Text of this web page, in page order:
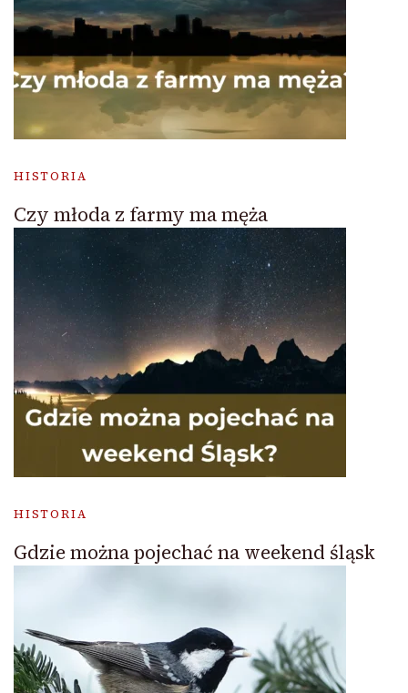
HISTORIA
Czy młoda z farmy ma męża
HISTORIA
Gdzie można pojechać na weekend śląsk